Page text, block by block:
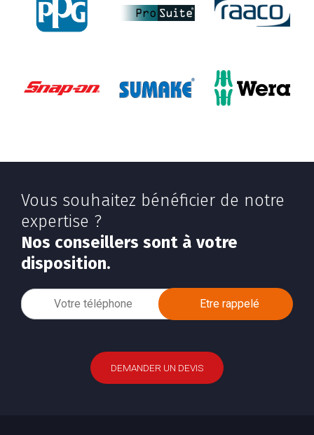
Vous souhaitez bénéficier de notre
expertise ?
Nos conseillers sont à votre
disposition.
DEMANDER UN DEVIS